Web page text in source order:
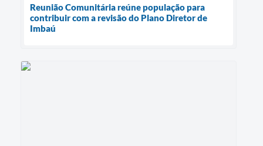
Reunião Comunitária reúne população para
contribuir com a revisão do Plano Diretor de
Imbaú